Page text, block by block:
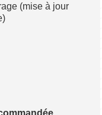
(mise à jour